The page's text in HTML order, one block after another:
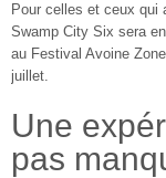
Pour celles et ceux qui
Swamp City Six sera
au Festival Avoine
juillet.
Une
pas